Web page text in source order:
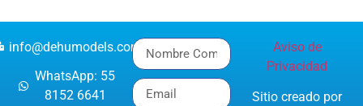
info@dehumodels.com
WhatsApp: 55
8152 6641
Aviso de
Privacidad
Sitio creado por